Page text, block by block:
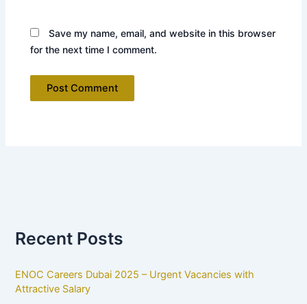
Save my name, email, and website in this browser
for the next time I comment.
Recent Posts
ENOC Careers Dubai 2025 – Urgent Vacancies with
Attractive Salary